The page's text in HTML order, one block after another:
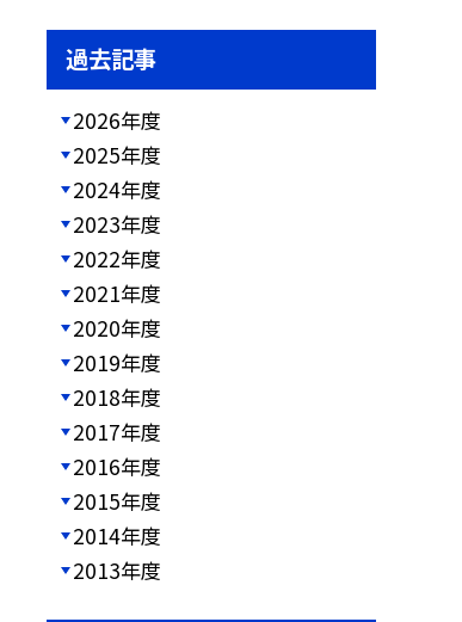
過去記事
2026年度
2025年度
2024年度
2023年度
2022年度
2021年度
2020年度
2019年度
2018年度
2017年度
2016年度
2015年度
2014年度
2013年度